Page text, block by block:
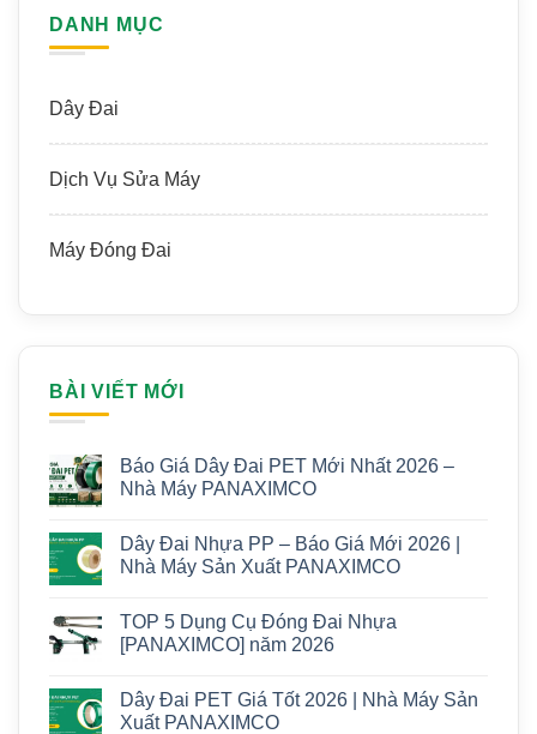
DANH MỤC
Dây Đai
Dịch Vụ Sửa Máy
Máy Đóng Đai
BÀI VIẾT MỚI
Báo Giá Dây Đai PET Mới Nhất 2026 –
Nhà Máy PANAXIMCO
Dây Đai Nhựa PP – Báo Giá Mới 2026 |
Nhà Máy Sản Xuất PANAXIMCO
TOP 5 Dụng Cụ Đóng Đai Nhựa
[PANAXIMCO] năm 2026
Dây Đai PET Giá Tốt 2026 | Nhà Máy Sản
Xuất PANAXIMCO